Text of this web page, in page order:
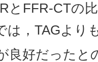
とFFR-CTの
は，TAGより
良好だったと